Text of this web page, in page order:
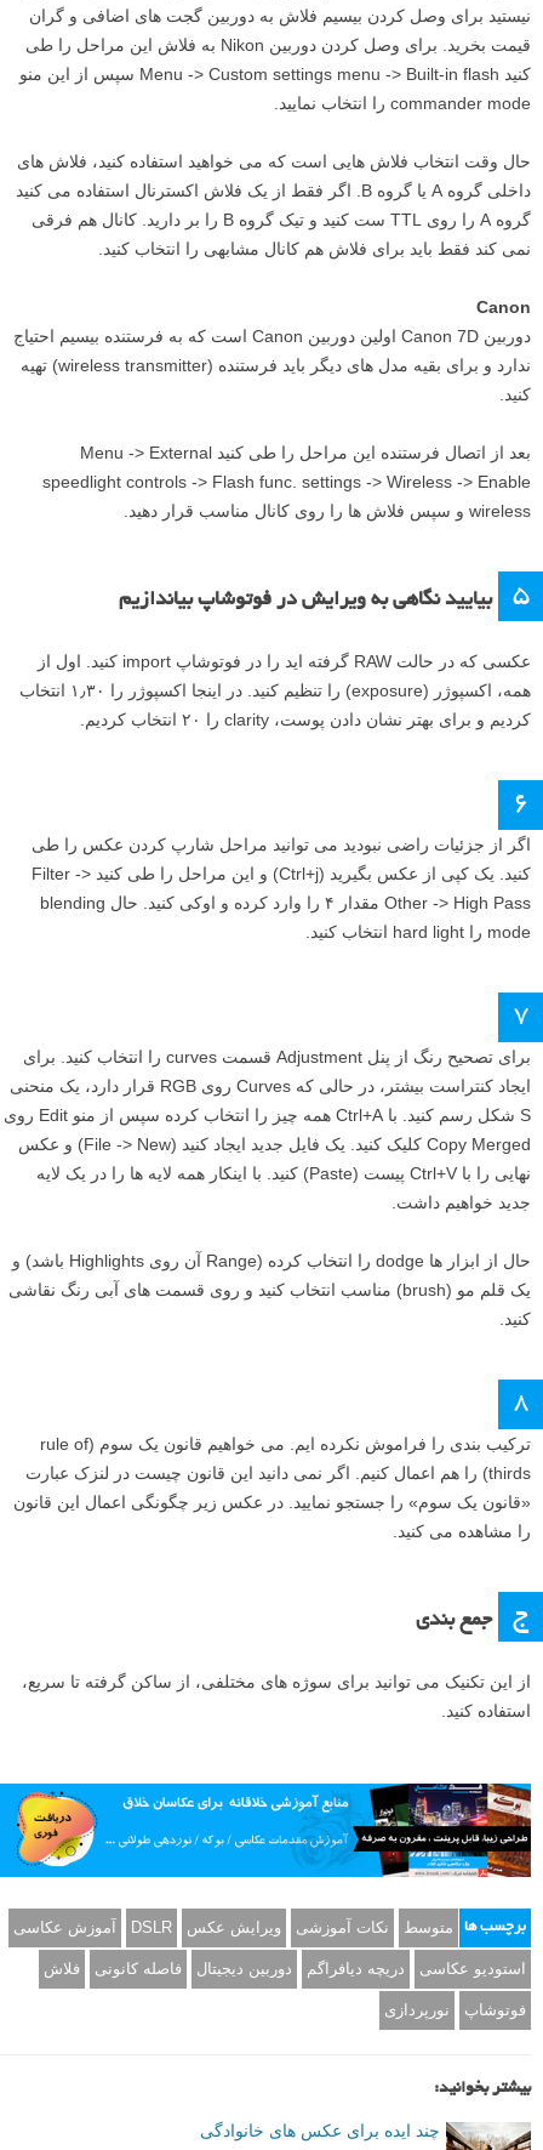
نیستید برای وصل کردن بیسیم فلاش به دوربین گجت های اضافی و گران
قیمت بخرید. برای وصل کردن دوربین Nikon به فلاش این مراحل را طی
کنید Menu -> Custom settings menu -> Built-in flash سپس از این منو
commander mode را انتخاب نمایید.
حال وقت انتخاب فلاش هایی است که می خواهید استفاده کنید، فلاش های
داخلی گروه A یا گروه B. اگر فقط از یک فلاش اکسترنال استفاده می کنید
گروه A را روی TTL ست کنید و تیک گروه B را بر دارید. کانال هم فرقی
نمی کند فقط باید برای فلاش هم کانال مشابهی را انتخاب کنید.
Canon
دوربین Canon 7D اولین دوربین Canon است که به فرستنده بیسیم احتیاج
ندارد و برای بقیه مدل های دیگر باید فرستنده (wireless transmitter) تهیه
کنید.
بعد از اتصال فرستنده این مراحل را طی کنید Menu -> External
speedlight controls -> Flash func. settings -> Wireless -> Enable
wireless و سپس فلاش ها را روی کانال مناسب قرار دهید.
۵ بیایید نگاهی به ویرایش در فوتوشاپ بیاندازیم
عکسی که در حالت RAW گرفته اید را در فوتوشاپ import کنید. اول از
همه، اکسپوژر (exposure) را تنظیم کنید. در اینجا اکسپوژر را ۱٫۳۰ انتخاب
کردیم و برای بهتر نشان دادن پوست، clarity را ۲۰ انتخاب کردیم.
۶
اگر از جزئیات راضی نبودید می توانید مراحل شارپ کردن عکس را طی
کنید. یک کپی از عکس بگیرید (Ctrl+j) و این مراحل را طی کنید Filter ->
Other -> High Pass مقدار ۴ را وارد کرده و اوکی کنید. حال blending
mode را hard light انتخاب کنید.
۷
برای تصحیح رنگ از پنل Adjustment قسمت curves را انتخاب کنید. برای
ایجاد کنتراست بیشتر، در حالی که Curves روی RGB قرار دارد، یک منحنی
S شکل رسم کنید. با Ctrl+A همه چیز را انتخاب کرده سپس از منو Edit روی
Copy Merged کلیک کنید. یک فایل جدید ایجاد کنید (File -> New) و عکس
نهایی را با Ctrl+V پیست (Paste) کنید. با اینکار همه لایه ها را در یک لایه
جدید خواهیم داشت.
حال از ابزار ها dodge را انتخاب کرده (Range آن روی Highlights باشد) و
یک قلم مو (brush) مناسب انتخاب کنید و روی قسمت های آبی رنگ نقاشی
کنید.
۸
ترکیب بندی را فراموش نکرده ایم. می خواهیم قانون یک سوم (rule of
thirds) را هم اعمال کنیم. اگر نمی دانید این قانون چیست در لنزک عبارت
«قانون یک سوم» را جستجو نمایید. در عکس زیر چگونگی اعمال این قانون
را مشاهده می کنید.
ج جمع بندی
از این تکنیک می توانید برای سوژه های مختلفی، از ساکن گرفته تا سریع،
استفاده کنید.
برچسب ها متوسط نکات آموزشی ویرایش عکس DSLR آموزش عکاسی
استودیو عکاسی دریچه دیافراگم دوربین دیجیتال فاصله کانونی فلاش
فوتوشاپ نورپردازی
بیشتر بخوانید:
چند ایده برای عکس های خانوادگی